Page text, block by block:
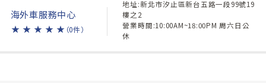
海外車服務中心
★ ★ ★ ★ ★ （0件）
地址:新北市汐止區新台五路一段99號19
樓之2
營業時間:10:00AM~18:00PM 周六日公
休